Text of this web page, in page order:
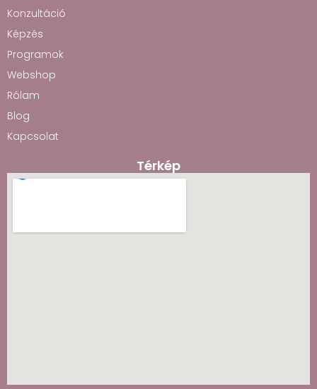
Konzultáció
Képzés
Programok
Webshop
Rólam
Blog
Kapcsolat
Térkép